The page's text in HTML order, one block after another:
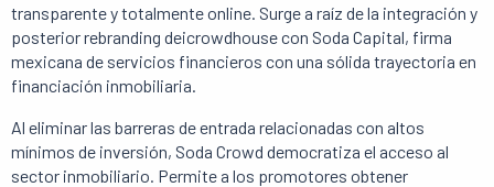
transparente y totalmente online. Surge a raíz de la integración y
posterior rebranding deicrowdhouse con Soda Capital, firma
mexicana de servicios financieros con una sólida trayectoria en
financiación inmobiliaria.
Al eliminar las barreras de entrada relacionadas con altos
mínimos de inversión, Soda Crowd democratiza el acceso al
sector inmobiliario. Permite a los promotores obtener